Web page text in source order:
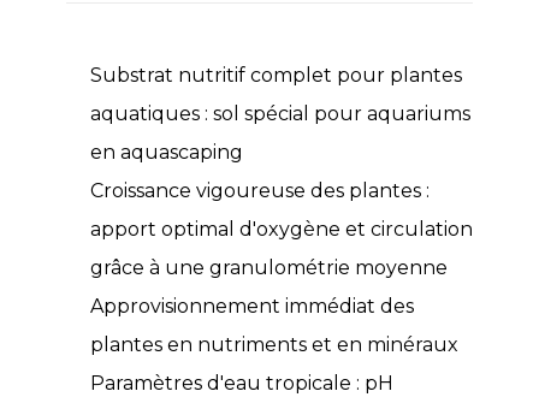
Substrat nutritif complet pour plantes
aquatiques : sol spécial pour aquariums
en aquascaping
Croissance vigoureuse des plantes :
apport optimal d'oxygène et circulation
grâce à une granulométrie moyenne
Approvisionnement immédiat des
plantes en nutriments et en minéraux
Paramètres d'eau tropicale : pH